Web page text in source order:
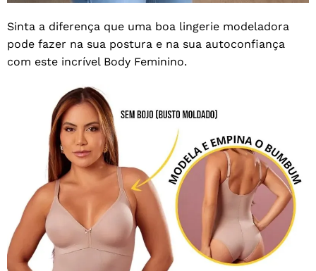
Sinta a diferença que uma boa lingerie modeladora
pode fazer na sua postura e na sua autoconfiança
com este incrível Body Feminino.